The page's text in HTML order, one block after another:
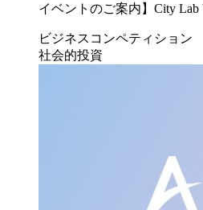
イベントのご案内】City Lab
ビジネスコンペティション
社会的投資